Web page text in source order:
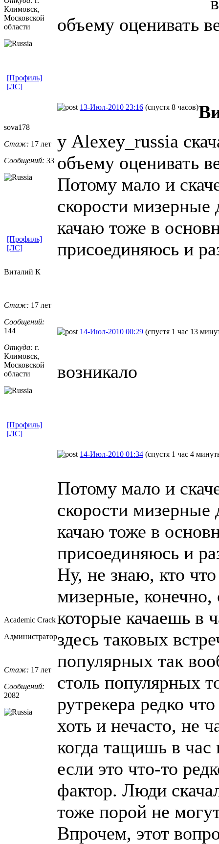
Климовск,
Московской
области
объему оценивать
[Профиль]
[ЛС]
sova178
Стаж: 17 лет
Сообщений: 33
13-Июл-2010 23:16 (спустя 8 часов)
у Alexey_russia
объему оценивать
Потому мало и
скорости
качаю тоже в
присоединяюсь и
[Профиль]
[ЛС]
Виталий К
Стаж: 17 лет
Сообщений:
144
Откуда: г.
Климовск,
Московской
области
14-Июл-2010 00:29 (спустя 1 час 13
возникало
[Профиль]
[ЛС]
Academic Crack
Администратор
Стаж: 17 лет
Сообщений:
2082
14-Июл-2010 01:34 (спустя 1 час 4
Потому мало и
скорости
качаю тоже в
присоединяюсь и
Ну, не знаю, кто что
мизерные, конечно,
которые качаешь в
здесь таковых
популярных так
столь популярных
рутрекера редко
хоть и нечасто, не
когда тащишь в
если это что-то
фактор. Люди
тоже порой не
Впрочем, этот